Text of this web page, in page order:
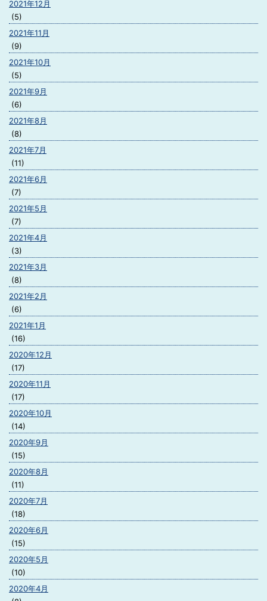
2021年12月
(5)
2021年11月
(9)
2021年10月
(5)
2021年9月
(6)
2021年8月
(8)
2021年7月
(11)
2021年6月
(7)
2021年5月
(7)
2021年4月
(3)
2021年3月
(8)
2021年2月
(6)
2021年1月
(16)
2020年12月
(17)
2020年11月
(17)
2020年10月
(14)
2020年9月
(15)
2020年8月
(11)
2020年7月
(18)
2020年6月
(15)
2020年5月
(10)
2020年4月